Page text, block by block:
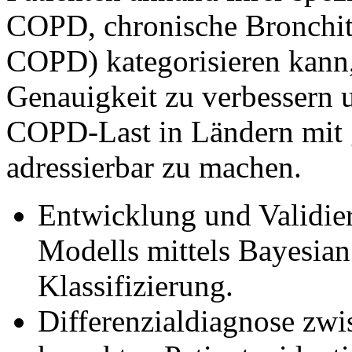
COPD, chronische
COPD) kategorisieren
Genauigkeit zu
COPD-Last in Ländern
adressierbar zu machen.
Entwicklung und
Modells mittels
Klassifizierung.
Differenzialdiagnose